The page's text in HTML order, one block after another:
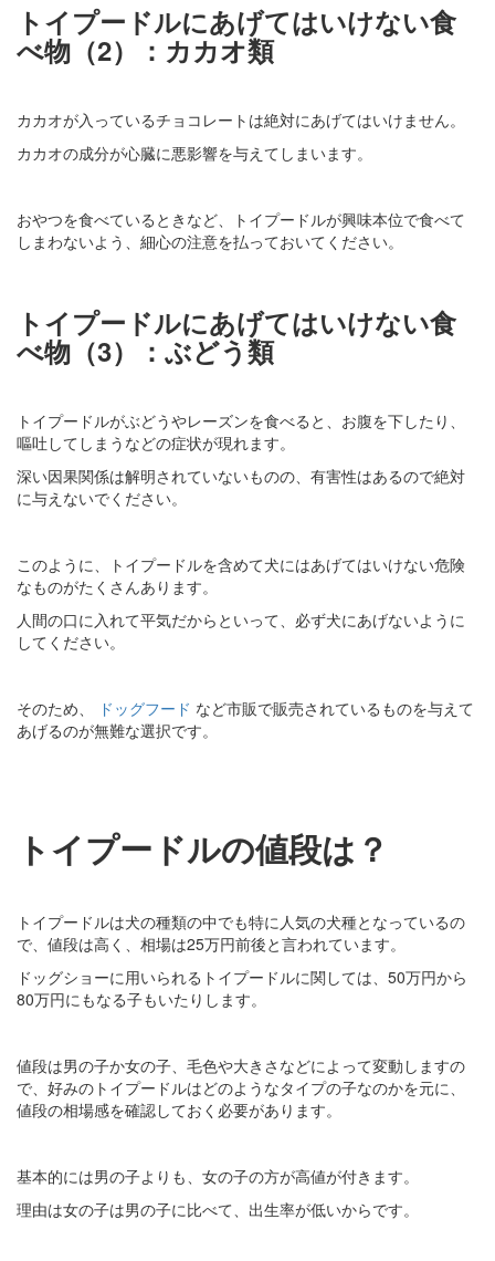
トイプードルにあげてはいけない食
べ物（2）：カカオ類
カカオが入っているチョコレートは絶対にあげてはいけません。
カカオの成分が心臓に悪影響を与えてしまいます。
おやつを食べているときなど、トイプードルが興味本位で食べて
しまわないよう、細心の注意を払っておいてください。
トイプードルにあげてはいけない食
べ物（3）：ぶどう類
トイプードルがぶどうやレーズンを食べると、お腹を下したり、
嘔吐してしまうなどの症状が現れます。
深い因果関係は解明されていないものの、有害性はあるので絶対
に与えないでください。
このように、トイプードルを含めて犬にはあげてはいけない危険
なものがたくさんあります。
人間の口に入れて平気だからといって、必ず犬にあげないように
してください。
そのため、 ドッグフード など市販で販売されているものを与えて
あげるのが無難な選択です。
トイプードルの値段は？
トイプードルは犬の種類の中でも特に人気の犬種となっているの
で、値段は高く、相場は25万円前後と言われています。
ドッグショーに用いられるトイプードルに関しては、50万円から
80万円にもなる子もいたりします。
値段は男の子か女の子、毛色や大きさなどによって変動しますの
で、好みのトイプードルはどのようなタイプの子なのかを元に、
値段の相場感を確認しておく必要があります。
基本的には男の子よりも、女の子の方が高値が付きます。
理由は女の子は男の子に比べて、出生率が低いからです。